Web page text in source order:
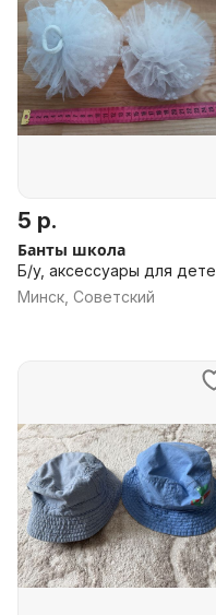
5 р.
Банты школа
Б/у, аксессуары для
Минск, Советский